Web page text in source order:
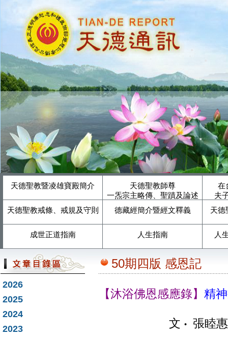
天德聖教暨凌雄寶殿簡介
天德聖教師尊
一炁宗主略傳、聖蹟及論述
在
夫
天德聖教戒條、戒規及守則
德藏經簡介暨經文釋義 天德
成世正道指南 人生指南 人
2026
2025
2024
2023
50期四版 感恩記
【沐浴佛恩感應錄】 精
文 ‧ 張睦惠